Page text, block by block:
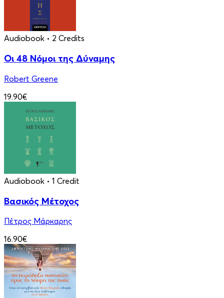
Audiobook • 2 Credits
Οι 48 Νόμοι της Δύναμης
Robert Greene
19.90€
Audiobook • 1 Credit
Βασικός Μέτοχος
Πέτρος Μάρκαρης
16.90€